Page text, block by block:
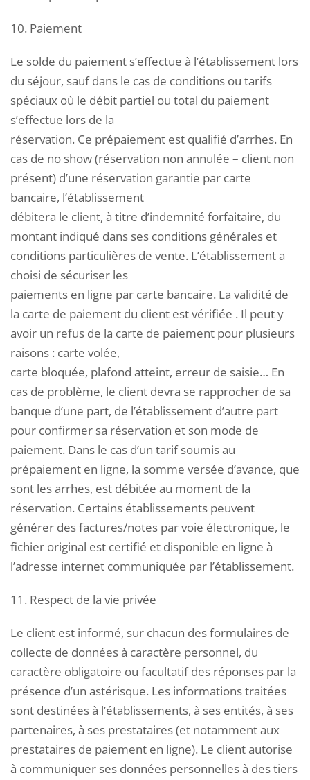
10. Paiement
Le solde du paiement s’effectue à l’établissement lors
du séjour, sauf dans le cas de conditions ou tarifs
spéciaux où le débit partiel ou total du paiement
s’effectue lors de la
réservation. Ce prépaiement est qualifié d’arrhes. En
cas de no show (réservation non annulée – client non
présent) d’une réservation garantie par carte
bancaire, l’établissement
débitera le client, à titre d’indemnité forfaitaire, du
montant indiqué dans ses conditions générales et
conditions particulières de vente. L’établissement a
choisi de sécuriser les
paiements en ligne par carte bancaire. La validité de
la carte de paiement du client est vérifiée . Il peut y
avoir un refus de la carte de paiement pour plusieurs
raisons : carte volée,
carte bloquée, plafond atteint, erreur de saisie… En
cas de problème, le client devra se rapprocher de sa
banque d’une part, de l’établissement d’autre part
pour confirmer sa réservation et son mode de
paiement. Dans le cas d’un tarif soumis au
prépaiement en ligne, la somme versée d’avance, que
sont les arrhes, est débitée au moment de la
réservation. Certains établissements peuvent
générer des factures/notes par voie électronique, le
fichier original est certifié et disponible en ligne à
l’adresse internet communiquée par l’établissement.
11. Respect de la vie privée
Le client est informé, sur chacun des formulaires de
collecte de données à caractère personnel, du
caractère obligatoire ou facultatif des réponses par la
présence d’un astérisque. Les informations traitées
sont destinées à l’établissements, à ses entités, à ses
partenaires, à ses prestataires (et notamment aux
prestataires de paiement en ligne). Le client autorise
à communiquer ses données personnelles à des tiers